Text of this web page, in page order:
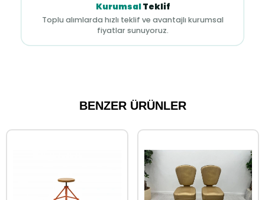
KurumsalTeklif
Toplu alımlarda hızlı teklif ve avantajlı kurumsal
fiyatlar sunuyoruz.
BENZER ÜRÜNLER